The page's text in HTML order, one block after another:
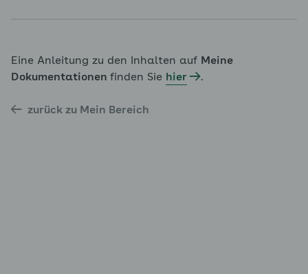
Eine Anleitung zu den Inhalten auf Meine
Dokumentationen finden Sie hier .
zurück zu Mein Bereich